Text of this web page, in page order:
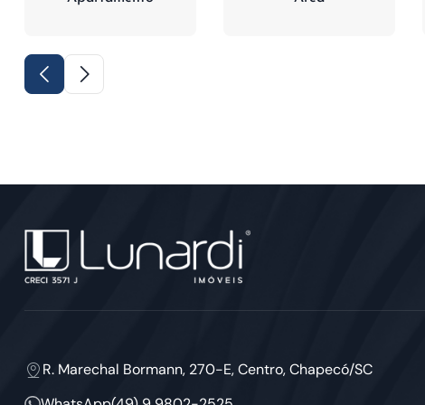
R. Marechal Bormann, 270-E, Centro, Chapecó/SC